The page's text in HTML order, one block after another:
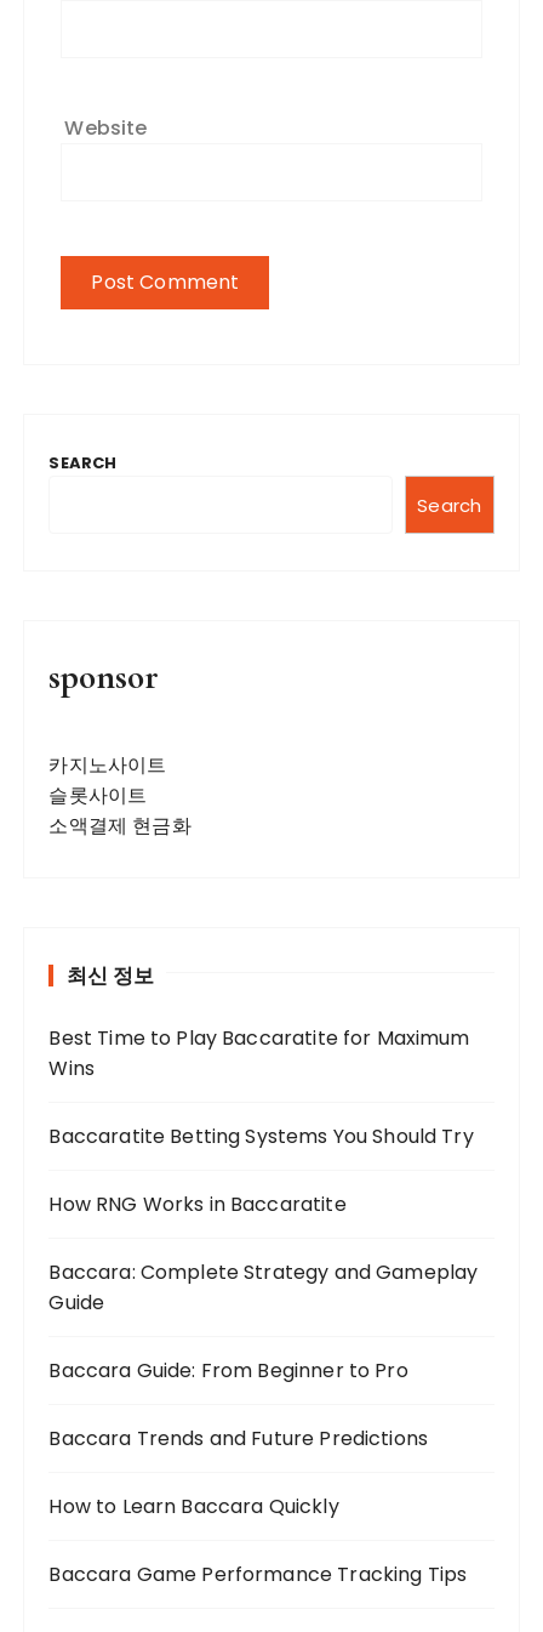
Website
SEARCH
Search
sponsor
카지노사이트
슬롯사이트
소액결제 현금화
최신 정보
Best Time to Play Baccaratite for Maximum
Wins
Baccaratite Betting Systems You Should Try
How RNG Works in Baccaratite
Baccara: Complete Strategy and Gameplay
Guide
Baccara Guide: From Beginner to Pro
Baccara Trends and Future Predictions
How to Learn Baccara Quickly
Baccara Game Performance Tracking Tips